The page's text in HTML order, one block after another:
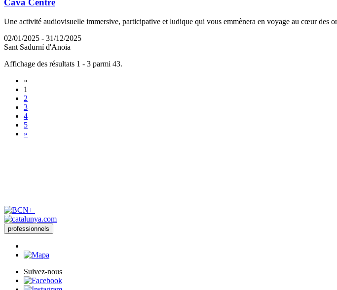
Cava Centre
Une activité audiovisuelle immersive, participative et ludique qui vous emmènera en voyage au cœur des
02/01/2025 - 31/12/2025
Sant Sadurní d'Anoia
Affichage des résultats 1 - 3 parmi 43.
«
1
2
3
4
5
»
professionnels
Suivez-nous